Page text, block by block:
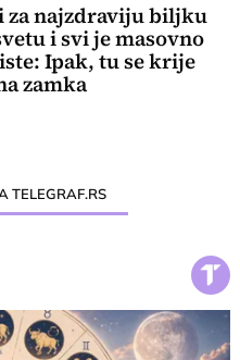
za najzdraviju biljku
i svi je masovno
Ipak, tu se krije
zamka
TELEGRAF.RS